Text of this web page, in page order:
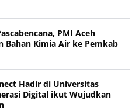
PMI Aceh
Bahan Kimia Air ke Pemkab
Hadir di Universitas
Digital ikut Wujudkan